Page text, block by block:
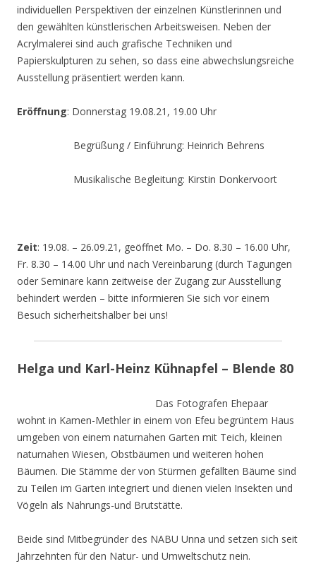
individuellen Perspektiven der einzelnen Künstlerinnen und
den gewählten künstlerischen Arbeitsweisen. Neben der
Acrylmalerei sind auch grafische Techniken und
Papierskulpturen zu sehen, so dass eine abwechslungsreiche
Ausstellung präsentiert werden kann.
Eröffnung: Donnerstag 19.08.21, 19.00 Uhr
Begrüßung / Einführung: Heinrich Behrens
Musikalische Begleitung: Kirstin Donkervoort
Zeit: 19.08. – 26.09.21, geöffnet Mo. – Do. 8.30 – 16.00 Uhr,
Fr. 8.30 – 14.00 Uhr und nach Vereinbarung (durch Tagungen
oder Seminare kann zeitweise der Zugang zur Ausstellung
behindert werden – bitte informieren Sie sich vor einem
Besuch sicherheitshalber bei uns!
Helga und Karl-Heinz Kühnapfel – Blende 80
Das Fotografen Ehepaar
wohnt in Kamen-Methler in einem von Efeu begrüntem Haus
umgeben von einem naturnahen Garten mit Teich, kleinen
naturnahen Wiesen, Obstbäumen und weiteren hohen
Bäumen. Die Stämme der von Stürmen gefällten Bäume sind
zu Teilen im Garten integriert und dienen vielen Insekten und
Vögeln als Nahrungs-und Brutstätte.
Beide sind Mitbegründer des NABU Unna und setzen sich seit
Jahrzehnten für den Natur- und Umweltschutz nein.